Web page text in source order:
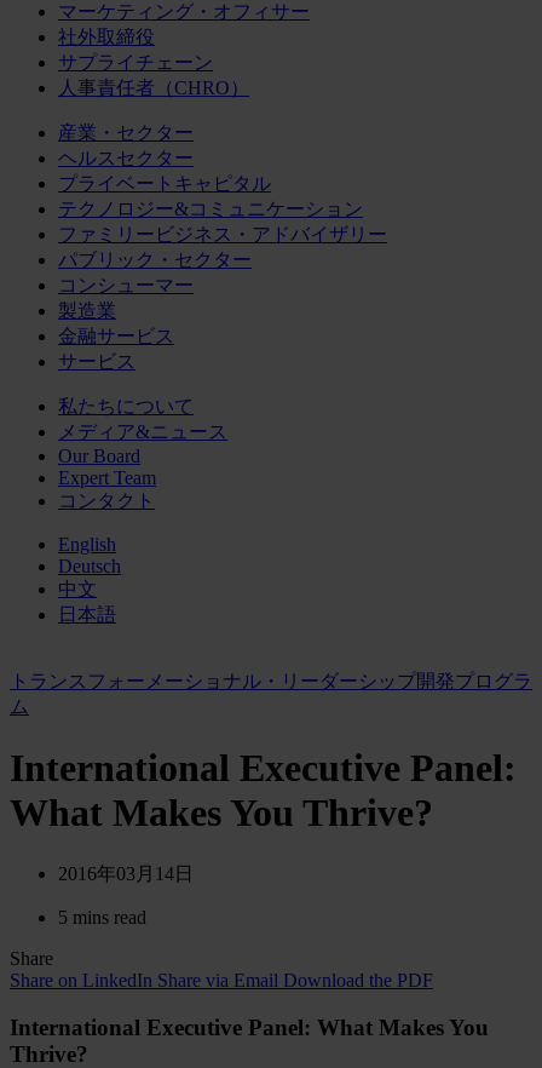
マーケティング・オフィサー
社外取締役
サプライチェーン
人事責任者（CHRO）
産業・セクター
ヘルスセクター
プライベートキャピタル
テクノロジー&コミュニケーション
ファミリービジネス・アドバイザリー
パブリック・セクター
コンシューマー
製造業
金融サービス
サービス
私たちについて
メディア&ニュース
Our Board
Expert Team
コンタクト
English
Deutsch
中文
日本語
トランスフォーメーショナル・リーダーシップ開発プログラ
ム
International Executive Panel:
What Makes You Thrive?
2016年03月14日
5 mins read
Share
Share on LinkedIn Share via Email Download the PDF
International Executive Panel: What Makes You
Thrive?